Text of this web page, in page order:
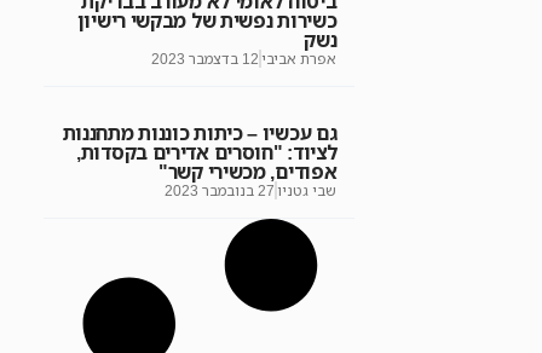
כשירות נפשית של מבקשי רישיון
נשק
אפרת אביבי 12 בדצמבר 2023
גם עכשיו – כיתות כוננות מתחננות
לציוד: "חוסרים אדירים בקסדות,
אפודים, מכשירי קשר"
שבי גטניו 27 בנובמבר 2023